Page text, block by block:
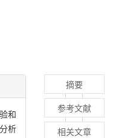
和
析
摘要
参考文献
相关文章